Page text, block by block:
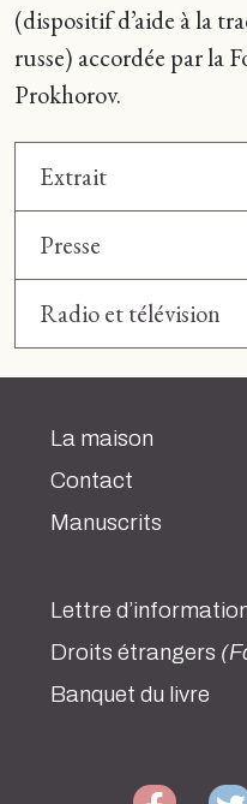
(dispositif d’aide à la
russe) accordée par la
Prokhorov.
Extrait
Presse
Radio et télévision
La maison
Contact
Manuscrits
Lettre
Droits étrangers
Banquet du livre